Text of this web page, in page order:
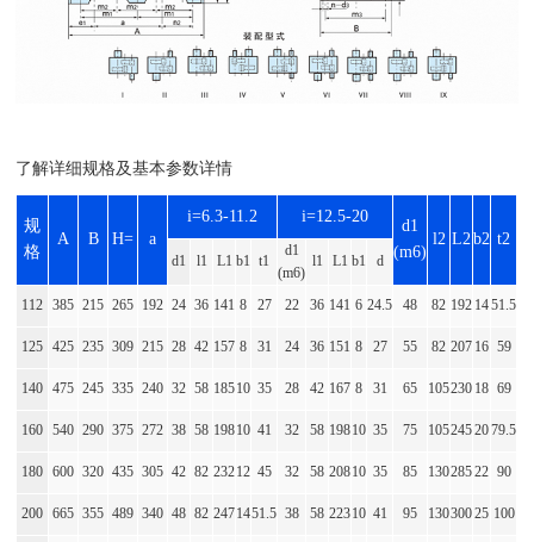
了解详细规格及基本参数详情
规
格
A B H= a
i=6.3-11.2 i=12.5-20
d1
(m6)
l2 L2b2 t2
d1 l1 L1 b1 t1
d1
(m6)
l1 L1 b1 d
112 385 215 265 192 24 36 141 8 27 22 36 141 6 24.5 48 82 192 1451.5
125 425 235 309 215 28 42 157 8 31 24 36 151 8 27 55 82 207 16 59
140 475 245 335 240 32 58 18510 35 28 42 167 8 31 65 105230 18 69
160 540 290 375 272 38 58 19810 41 32 58 19810 35 75 1052452079.5
180 600 320 435 305 42 82 23212 45 32 58 20810 35 85 13028522 90
200 665 355 489 340 48 82 2471451.5 38 58 22310 41 95 13030025 100